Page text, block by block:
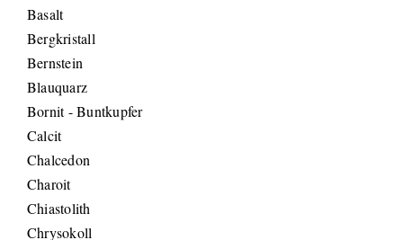
Basalt
Bergkristall
Bernstein
Blauquarz
Bornit - Buntkupfer
Calcit
Chalcedon
Charoit
Chiastolith
Chrysokoll